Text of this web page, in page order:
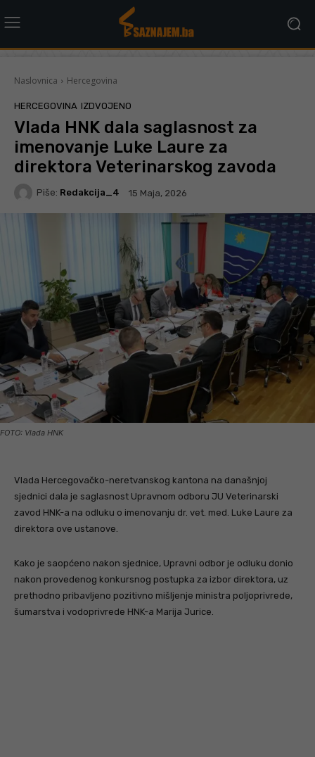
Naslovnica Hercegovina
HERCEGOVINA IZDVOJENO
Vlada HNK dala saglasnost za
imenovanje Luke Laure za
direktora Veterinarskog zavoda
Piše: Redakcija_4 15 Maja, 2026
FOTO: Vlada HNK
Vlada Hercegovačko-neretvanskog kantona na današnjoj
sjednici dala je saglasnost Upravnom odboru JU Veterinarski
zavod HNK-a na odluku o imenovanju dr. vet. med. Luke Laure za
direktora ove ustanove.
Kako je saopćeno nakon sjednice, Upravni odbor je odluku donio
nakon provedenog konkursnog postupka za izbor direktora, uz
prethodno pribavljeno pozitivno mišljenje ministra poljoprivrede,
šumarstva i vodoprivrede HNK-a Marija Jurice.